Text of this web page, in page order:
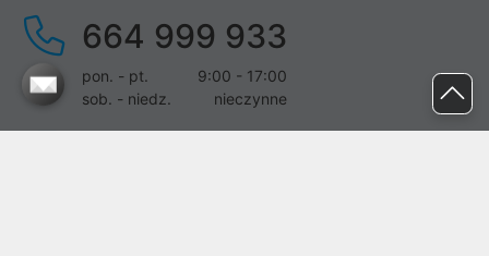
664 999 933
pon. - pt.
9:00 - 17:00
sob. - niedz.
nieczynne